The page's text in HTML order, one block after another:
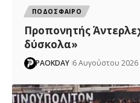
ΠΟΔΟΣΦΑΙΡΟ
Προπονητής
δύσκολα»
PAOKDAY 6 Αυγούστου 2026